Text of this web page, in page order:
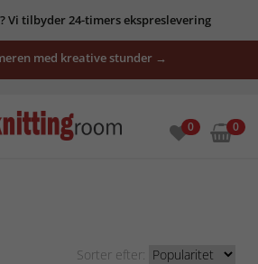
Vi tilbyder 24-timers ekspreslevering
med kreative stunder →
0 0
Sorter efter: